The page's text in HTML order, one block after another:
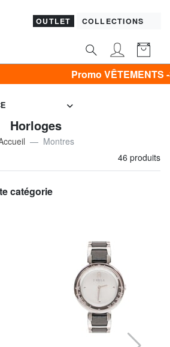
OUTLET COLLECTIONS
VÊTEMENTS -30% | -40% | -50%
Horloges
Montres
46 produits
catégorie